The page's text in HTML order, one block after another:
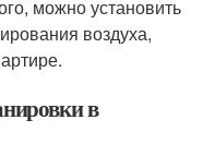
можно установить
воздуха,
в